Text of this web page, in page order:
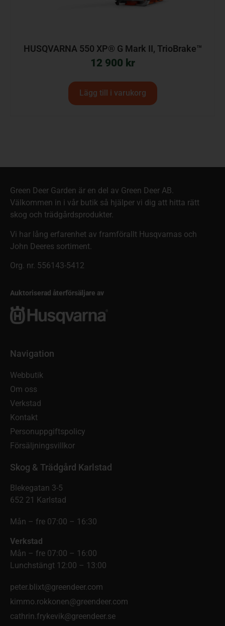
HUSQVARNA 550 XP® G Mark II, TrioBrake™
12 900 kr
Lägg till i varukorg
Green Deer Garden är en del av Green Deer AB.
Välkommen in i vår butik så hjälper vi dig att hitta rätt
skog och trädgårdsprodukter.
Vi har lång erfarenhet av framförallt Husqvarnas och
John Deeres sortiment.
Org. nr. 556143-5412
Auktoriserad återförsäljare av
Navigation
Webbutik
Om oss
Verkstad
Kontakt
Personuppgiftspolicy
Försäljningsvillkor
Skog & Trädgård Karlstad
Blekegatan 3-5
652 21 Karlstad
Mån – fre 07:00 – 16:30
Verkstad
Mån – fre 07:00 – 16:00
Lunchstängt 12:00 – 13:00
peter.blixt@greendeer.com
kimmo.rokkonen@greendeer.com
cathrin.frykevik@greendeer.se